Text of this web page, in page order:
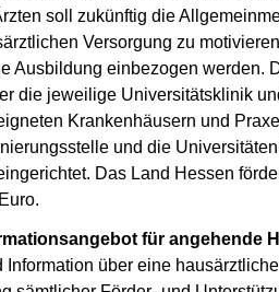
soll zukünftig die
Versorgung zu
Ausbildung einbezogen werden.
die jeweilige Universitätsklinik
Krankenhäusern und
und die
Das Land Hessen
für angehende
über eine